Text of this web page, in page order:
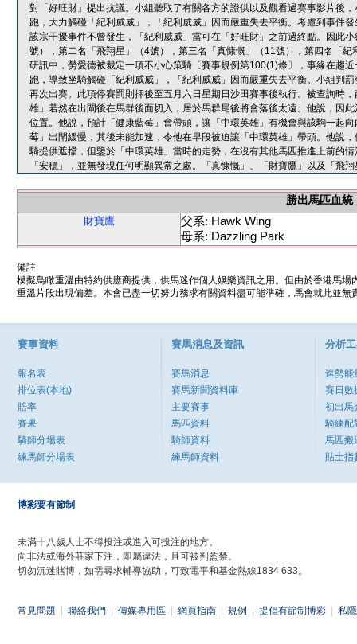
對「好旺財」提出抗議。小組聽取了有關各方的證供以及觀看過賽事影片後
跑，大力觸碰「紀利威威」，「紀利威威」因而嚴重失去平衡。考慮到事件
該宗干擾事件不曾發生，「紀利威威」當可在「好旺財」之前過終點。因此
號），第二名「飛翔星」（4號），第三名「真慷慨」（11號），第四名「
研訊中，勞愛德被裁定一項不小心策騎〔賽事規例第100(1)條〕，事緣在趨
跑，導致坐騎觸碰「紀利威威」，「紀利威威」因而嚴重失去平衡。小組判
再次出賽。此項停賽罰則押後至五月六日星期日沙田賽事後執行。被查詢時
雄」若然在出閘後在馬群後面切入，居於馬群尾後將會落後太遠。他說，因
位置。他說，預計「健康藍莓」會帶頭，讓「中環英雄」有機會與該駒一起
莓」出閘緩慢，其後未能加速，令他在早段被迫讓「中環英雄」帶頭。他說
騎提供遮擋，但鑒於「中環英雄」當時的走勢，在沒有其他馬匹推進上前的
「安穩」，並無發現任何明顯異常之處。「真慷慨」、「財寶鷹」以及「飛
勝出馬匹血統
財寶鷹
父系: Hawk Wing
母系: Dazzling Park
備註
模擬鳥瞰重溫由特約供應商提供，供馬迷作個人娛樂資訊之用。但由於香港馬
重溫片段出現偏差。本會已盡一切努力務求有關資料盡可能準確，馬會就此並
賽事資料
報名表
排位表(本地)
賠率
賽果
騎師分場表
練馬師分場表
賽馬消息及資訊
賽馬消息
賽馬新聞資料庫
主要賽事
馬匹資料
騎師資料
練馬師資料
分析
速勢能
賽日數
初出馬
騎練配
馬匹搬
貼士指
博彩要有節制
未滿十八歲人士不得投注或進入可投注的地方。
向非法或海外莊家下注，即屬違法，且可被判監禁。
切勿沉迷賭博，如需尋求輔導協助，可致電平和基金熱線1834 633。
常見問題 聯絡我們 傳媒專用區 網頁指南 規例 提倡有節制博彩 私